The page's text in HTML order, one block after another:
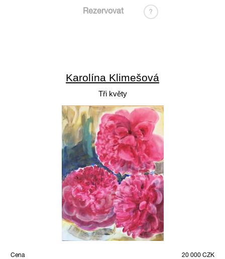
Rezervovat ?
Karolína Klimešová
Tři květy
Cena 20 000 CZK